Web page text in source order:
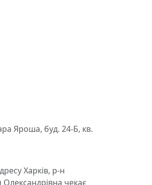
Яроша, буд. 24-Б, кв.
Харків, р-н
чекає